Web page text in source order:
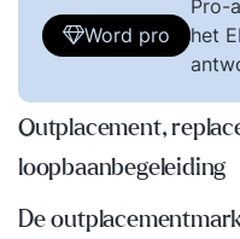
Word pro
Pro-
het
Outplacement,
loopbaanbegeleiding
De